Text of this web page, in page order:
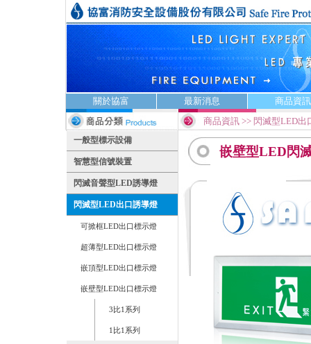
關於協富 最新消息 商品資訊
一般型標示設備
智慧型信號裝置
閃滅音聲型LED誘導燈
閃滅型LED出口誘導燈
可掀框LED出口標示燈
超薄型LED出口標示燈
嵌頂型LED出口標示燈
嵌壁型LED出口標示燈
3比1系列
1比1系列
商品資訊 >> 閃滅型LED
嵌壁型LED閃